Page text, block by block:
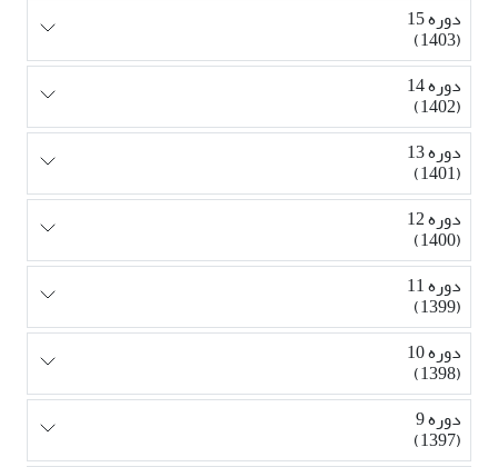
دوره 15
(1403)
دوره 14
(1402)
دوره 13
(1401)
دوره 12
(1400)
دوره 11
(1399)
دوره 10
(1398)
دوره 9
(1397)